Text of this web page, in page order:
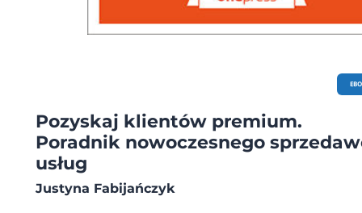
Pozyskaj klientów premium.
Poradnik nowoczesnego
usług
Justyna Fabijańczyk